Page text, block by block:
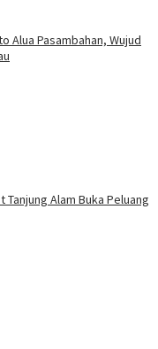
Alua Pasambahan, Wujud
Tanjung Alam Buka Peluang